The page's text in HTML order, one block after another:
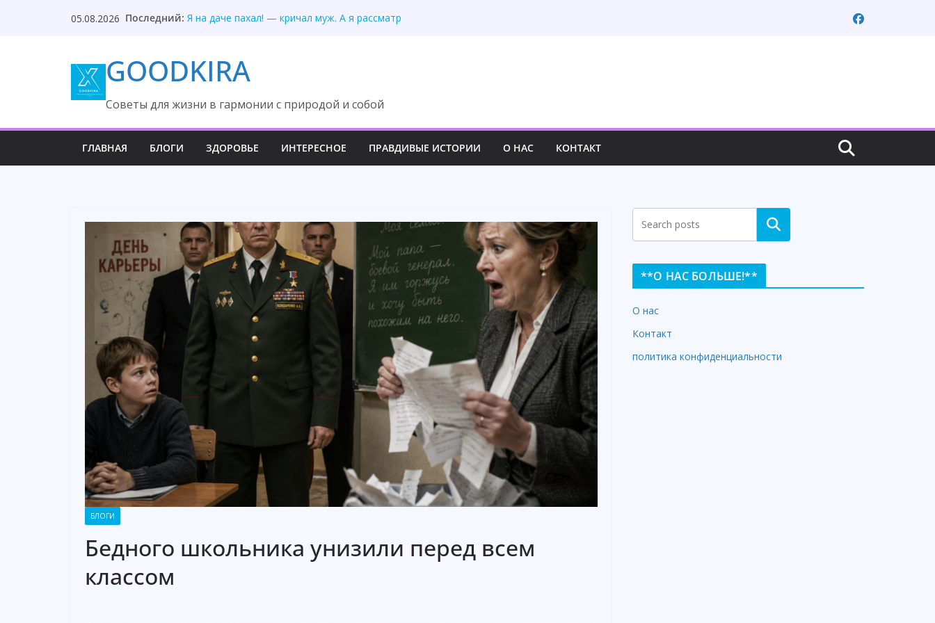
05.08.2026 Последний: Я на даче пахал! — кричал муж. А я рассматр
Муж предал, незнакомец подарил новую жизнь
Дочь раскрыла тайну второго телефона отца
GOODKIRA
Cоветы для жизни в гармонии с природой и собой
ГЛАВНАЯ БЛОГИ ЗДОРОВЬЕ ИНТЕРЕСНОЕ ПРАВДИВЫЕ ИСТОРИИ О НАС КОНТАКТ
БЛОГИ
Бедного школьника унизили перед всем
классом
Search
**О НАС БОЛЬШЕ!**
О нас
Контакт
политика конфиденциальности